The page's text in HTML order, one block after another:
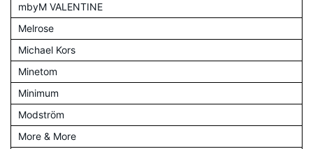
mbyM VALENTINE
Melrose
Michael Kors
Minetom
Minimum
Modström
More & More